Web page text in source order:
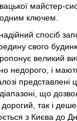
майстер-
ключем.
спосіб
свого
великий
недорого, і мають
представлені
що
дорогий, так і
з Києва до